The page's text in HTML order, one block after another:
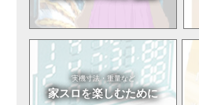
実機寸法・重量など
家スロを楽しむために